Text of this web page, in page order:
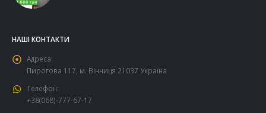
НАШІ КОНТАКТИ
Адреса:
Пирогова 117, м. Вінниця 21037 Україна
Телефон:
+38(068)-777-67-17